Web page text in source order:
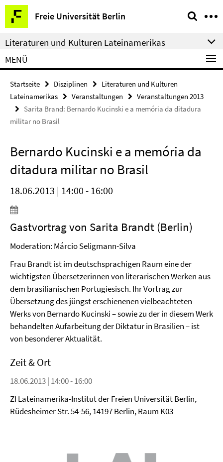
Springe
direkt
zu
Inhalt
Freie Universität Berlin
Service-
Navigation
Literaturen und Kulturen Lateinamerikas
MENÜ
Startseite Disziplinen
Literaturen und Kulturen
Lateinamerikas
Veranstaltungen
Veranstaltungen 2013
Sarita Brand: Bernardo Kucinski e a memória da ditadura
militar no Brasil
Bernardo Kucinski e a memória da
ditadura militar no Brasil
18.06.2013 | 14:00 - 16:00
Gastvortrag von Sarita Brandt (Berlin)
Moderation: Márcio Seligmann-Silva
Frau Brandt ist im deutschsprachigen Raum eine der
wichtigsten Übersetzerinnen von literarischen Werken aus
dem brasilianischen Portugiesisch. Ihr Vortrag zur
Übersetzung des jüngst erschienenen vielbeachteten
Werks von Bernardo Kucinski – sowie zu der in diesem Werk
behandelten Aufarbeitung der Diktatur in Brasilien – ist
von besonderer Aktualität.
Zeit & Ort
18.06.2013 | 14:00 - 16:00
ZI Lateinamerika-Institut der Freien Universität Berlin,
Rüdesheimer Str. 54-56, 14197 Berlin, Raum K03